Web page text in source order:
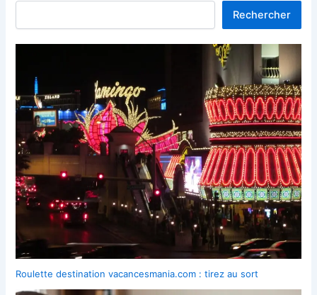
Rechercher
Roulette destination vacancesmania.com : tirez au sort